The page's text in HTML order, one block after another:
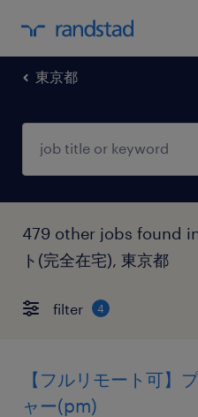
東京都
479 other jobs found
ト(完全在宅), 東京都
filter 4
【フルリモート可】
ャー(pm)